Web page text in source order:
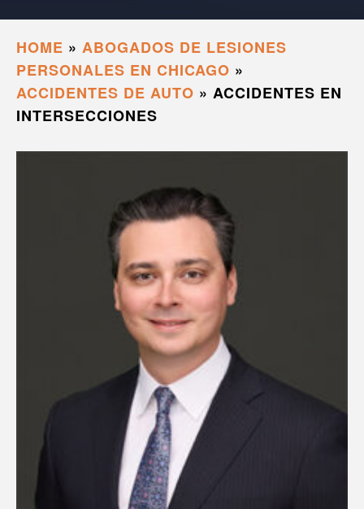
HOME » ABOGADOS DE LESIONES
PERSONALES EN CHICAGO »
ACCIDENTES DE AUTO » ACCIDENTES EN
INTERSECCIONES